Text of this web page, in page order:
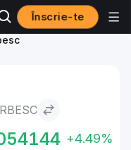
Înscrie-te
Infinity to Dinar
+4.49%